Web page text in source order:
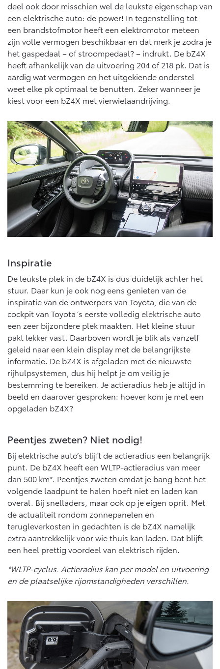
deel ook door misschien wel de leukste eigenschap van
een elektrische auto: de power! In tegenstelling tot
een brandstofmotor heeft een elektromotor meteen
zijn volle vermogen beschikbaar en dat merk je zodra je
het gaspedaal – of stroompedaal? – indrukt. De bZ4X
heeft afhankelijk van de uitvoering 204 of 218 pk. Dat is
aardig wat vermogen en het uitgekiende onderstel
weet elke pk optimaal te benutten. Zeker wanneer je
kiest voor een bZ4X met vierwielaandrijving.
Inspiratie
De leukste plek in de bZ4X is dus duidelijk achter het
stuur. Daar kun je ook nog eens genieten van de
inspiratie van de ontwerpers van Toyota, die van de
cockpit van Toyota´s eerste volledig elektrische auto
een zeer bijzondere plek maakten. Het kleine stuur
pakt lekker vast. Daarboven wordt je blik als vanzelf
geleid naar een klein display met de belangrijkste
informatie. De bZ4X is afgeladen met de nieuwste
rijhulpsystemen, dus hij helpt je om veilig je
bestemming te bereiken. Je actieradius heb je altijd in
beeld en daarover gesproken: hoever kom je met een
opgeladen bZ4X?
Peentjes zweten? Niet nodig!
Bij elektrische auto’s blijft de actieradius een belangrijk
punt. De bZ4X heeft een WLTP-actieradius van meer
dan 500 km*. Peentjes zweten omdat je bang bent het
volgende laadpunt te halen hoeft niet en laden kan
overal. Bij snelladers, maar ook op je eigen oprit. Met
de actualiteit rondom zonnepanelen en
terugleverkosten in gedachten is de bZ4X namelijk
extra aantrekkelijk voor wie thuis kan laden. Dat blijft
een heel prettig voordeel van elektrisch rijden.
*WLTP-cyclus. Actieradius kan per model en uitvoering
en de plaatselijke rijomstandigheden verschillen.